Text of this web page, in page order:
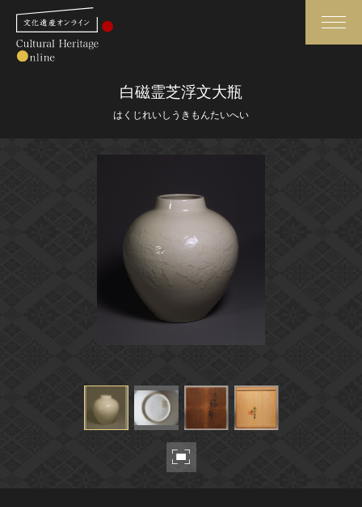
さらに詳細検索
世界遺産と無形文化遺産
媒体資料・関連記事等
博物館、美術館の皆さまへ
文化庁よりご挨拶
今月のみどころ
お知らせ一覧
このサイトについて
関連サイトリンク
サイトマップ
サイトのご意見はこちら
白磁霊芝浮文大瓶
はくじれいしうきもんたいへい